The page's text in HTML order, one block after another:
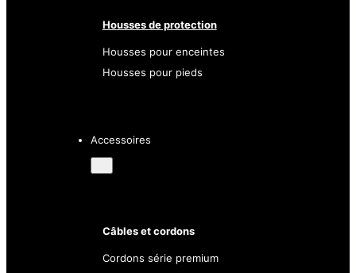
Housses de protection
Housses pour enceintes
Housses pour pieds
Accessoires
Câbles et cordons
Cordons série premium